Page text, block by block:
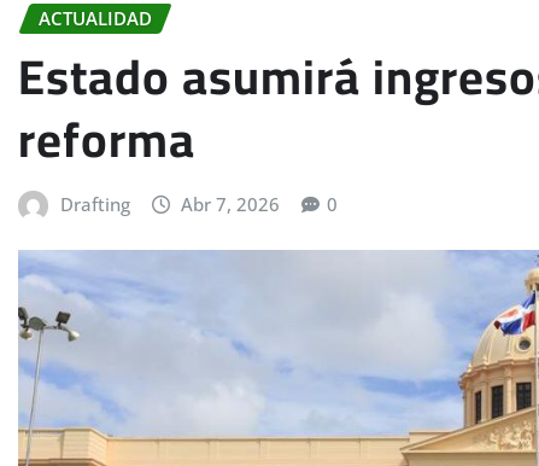
ACTUALIDAD
Estado asumirá
reforma
Drafting Abr 7, 2026 0